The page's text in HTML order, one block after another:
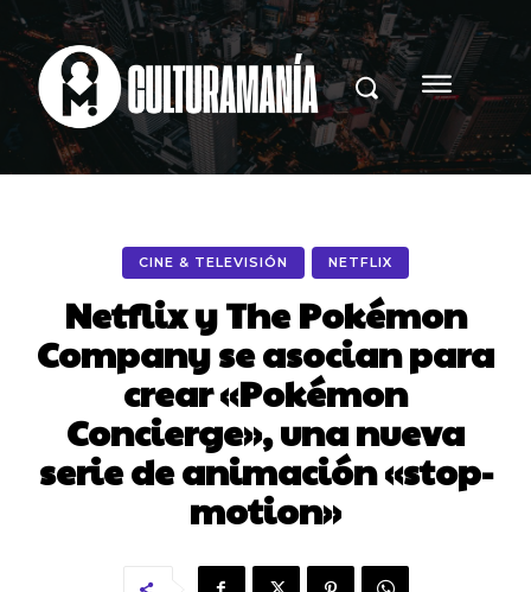
CINE & TELEVISIÓN NETFLIX
Netflix y The Pokémon
Company se asocian para
crear «Pokémon
Concierge», una nueva
serie de animación «stop-
motion»